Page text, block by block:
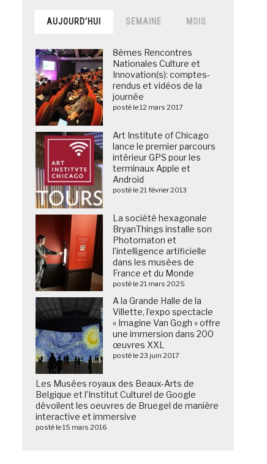
AUJOURD’HUI SEMAINE MOIS
8èmes Rencontres
Nationales Culture et
Innovation(s): comptes-
rendus et vidéos de la
journée
posté le 12 mars 2017
Art Institute of Chicago
lance le premier parcours
intérieur GPS pour les
terminaux Apple et
Android
posté le 21 février 2013
La société hexagonale
BryanThings installe son
Photomaton et
l’intelligence artificielle
dans les musées de
France et du Monde
posté le 21 mars 2025
A la Grande Halle de la
Villette, l’expo spectacle
« Imagine Van Gogh » offre
une immersion dans 200
œuvres XXL
posté le 23 juin 2017
Les Musées royaux des Beaux-Arts de
Belgique et l’Institut Culturel de Google
dévoilent les oeuvres de Bruegel de manière
interactive et immersive
posté le 15 mars 2016